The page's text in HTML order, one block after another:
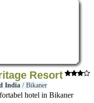
Resort
India/ Bikaner
hotel in Bikaner